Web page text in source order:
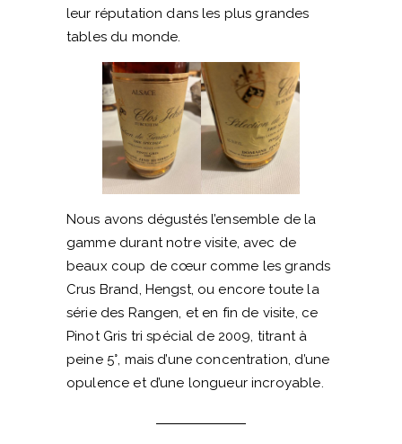
leur réputation dans les plus grandes
tables du monde.
Nous avons dégustés l’ensemble de la
gamme durant notre visite, avec de
beaux coup de cœur comme les grands
Crus Brand, Hengst, ou encore toute la
série des Rangen, et en fin de visite, ce
Pinot Gris tri spécial de 2009, titrant à
peine 5°, mais d’une concentration, d’une
opulence et d’une longueur incroyable.